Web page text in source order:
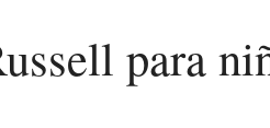
para